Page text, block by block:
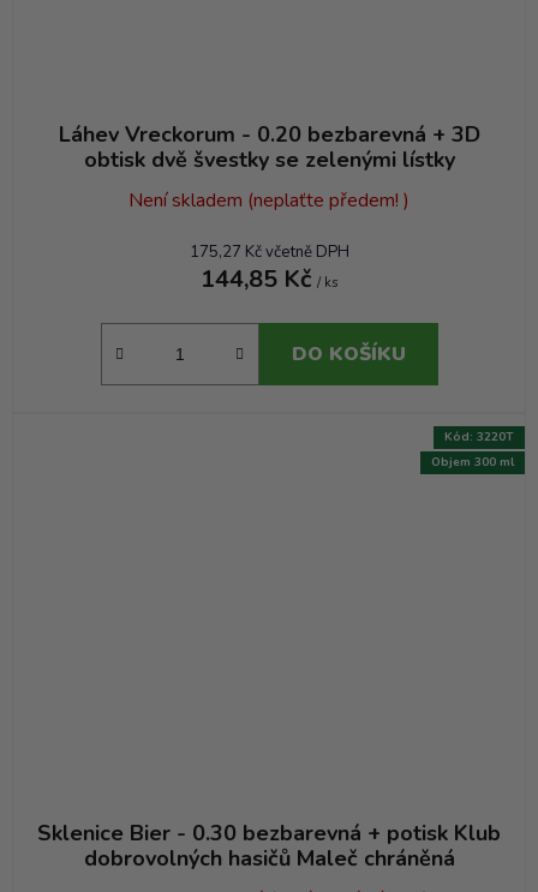
Láhev Vreckorum - 0.20 bezbarevná + 3D
obtisk dvě švestky se zelenými lístky
Není skladem (neplaťte předem! )
175,27 Kč včetně DPH
144,85 Kč / ks
DO KOŠÍKU
Sklenice Bier - 0.30 bezbarevná + potisk Klub
dobrovolných hasičů Maleč chráněná
Objem 300 ml
Kód: 3220T